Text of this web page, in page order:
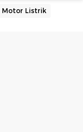
Motor Listrik